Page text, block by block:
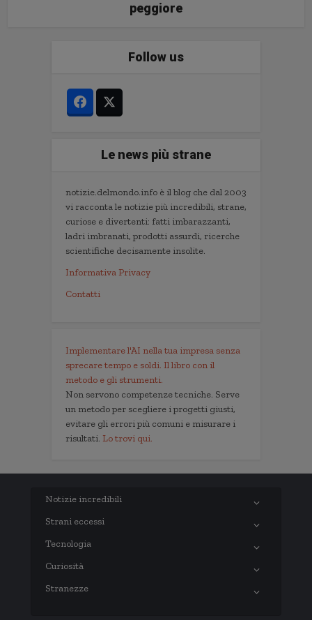
peggiore
Follow us
Le news più strane
notizie.delmondo.info è il blog che dal 2003
vi racconta le notizie più incredibili, strane,
curiose e divertenti: fatti imbarazzanti,
ladri imbranati, prodotti assurdi, ricerche
scientifiche decisamente insolite.
Informativa Privacy
Contatti
Implementare l'AI nella tua impresa senza
sprecare tempo e soldi. Il libro con il
metodo e gli strumenti.
Non servono competenze tecniche. Serve
un metodo per scegliere i progetti giusti,
evitare gli errori più comuni e misurare i
risultati. Lo trovi qui.
Notizie incredibili
Strani eccessi
Tecnologia
Curiosità
Stranezze